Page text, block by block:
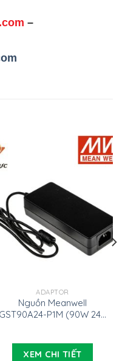
–
ADAPTOR
Nguồn Meanwell
GST90A24-P1M (90W 24V
XEM CHI TIẾT